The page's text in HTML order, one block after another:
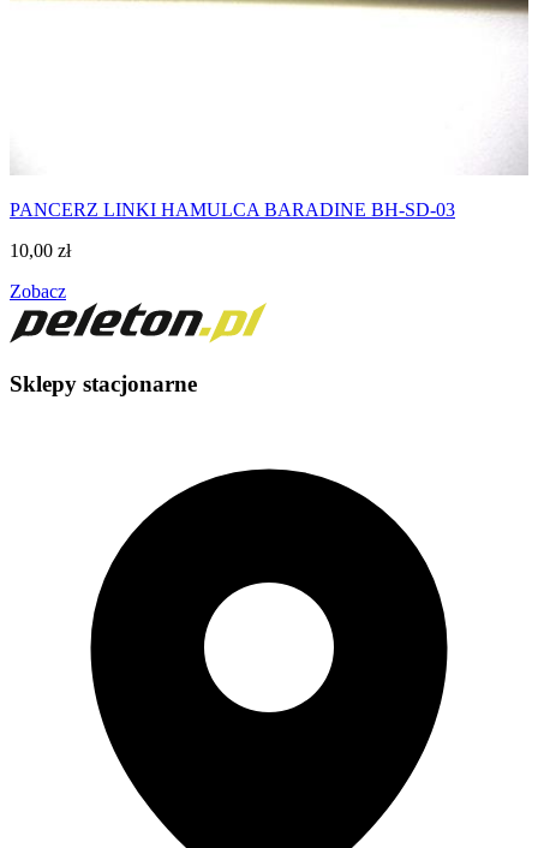
PANCERZ LINKI HAMULCA BARADINE BH-SD-03
10,00 zł
Zobacz
Sklepy stacjonarne